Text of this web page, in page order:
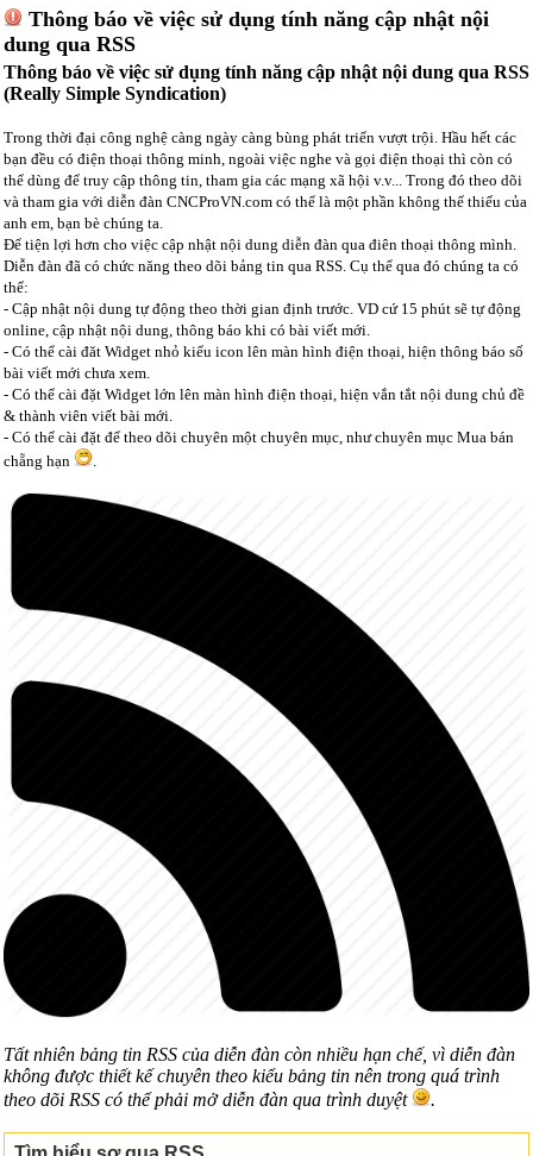
Thông báo về việc sử dụng tính năng cập nhật nội
dung qua RSS
Thông báo về việc sử dụng tính năng cập nhật nội dung qua RSS
(Really Simple Syndication)
Trong thời đại công nghệ càng ngày càng bùng phát triển vượt trội. Hầu hết các
bạn đều có điện thoại thông minh, ngoài việc nghe và gọi điện thoại thì còn có
thể dùng để truy cập thông tin, tham gia các mạng xã hội v.v... Trong đó theo dõi
và tham gia với diễn đàn CNCProVN.com có thể là một phần không thể thiếu của
anh em, bạn bè chúng ta.
Để tiện lợi hơn cho việc cập nhật nội dung diễn đàn qua điên thoại thông mình.
Diễn đàn đã có chức năng theo dõi bảng tin qua RSS. Cụ thể qua đó chúng ta có
thể:
- Cập nhật nội dung tự động theo thời gian định trước. VD cứ 15 phút sẽ tự động
online, cập nhật nội dung, thông báo khi có bài viết mới.
- Có thể cài đăt Widget nhỏ kiểu icon lên màn hình điện thoại, hiện thông báo số
bài viết mới chưa xem.
- Có thể cài đặt Widget lớn lên màn hình điện thoại, hiện vắn tắt nội dung chủ đề
& thành viên viết bài mới.
- Có thể cài đặt để theo dõi chuyên một chuyên mục, như chuyên mục Mua bán
chẵng hạn
Tất nhiên bảng tin RSS của diễn đàn còn nhiều hạn chế, vì diễn đàn
không được thiết kế chuyên theo kiểu bảng tin nên trong quá trình
theo dõi RSS có thể phải mở diễn đàn qua trình duyệt
.